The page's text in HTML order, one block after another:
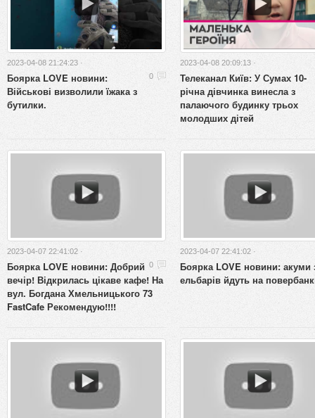
2023-04-08 21:24:23 ·
0
Боярка LOVE новини:
Військові визволили їжака з
бутилки.
2023-04-08 20:09:13 ·
Телеканал Київ: У Сумах 10-
річна дівчинка винесла з
палаючого будинку трьох
молодших дітей
2023-04-07 22:41:02 ·
0
Боярка LOVE новини: Добрий
вечір! Відкрилась цікаве кафе! На
вул. Богдана Хмельницького 73
FastCafe Рекомендую!!!!
2023-04-07 22:41:02 ·
Боярка LOVE новини: акуми
ельбарів йдуть на